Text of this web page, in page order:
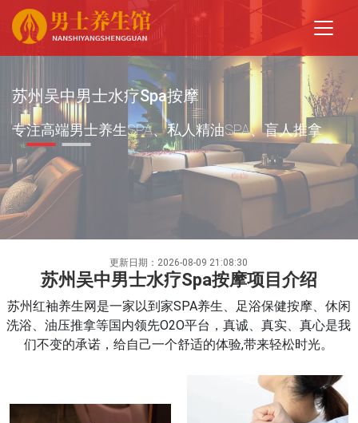
苏州吴中男士水疗Spa按摩
专注高端男士养生SPA、私人精油SPA、盲人推拿
更新日期：2026-08-09 21:08:30
苏州吴中男士水疗Spa按摩项目介绍
苏州红袖养生网是一家以到家SPA养生、足浴保健按摩、休闲
洗浴、油压推拿等国内领先O2O平台，真诚、真实、真心是我
们不变的承诺，给自己一个舒适的体验,带来轻松时光。